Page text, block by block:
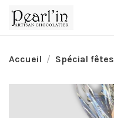
Accueil Spécial fêtes